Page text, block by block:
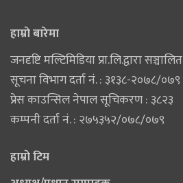
हाम्राे बारेमा
जनदृष्टि मल्टिमिडिया प्रा.लि.द्वारा सञ्चालित
सूचना विभाग दर्ता नं. : ३१३८-२०७८/०७९
प्रेस काउन्सिल नेपाल सूचिकरण : ३८२३
कम्पनी दर्ता नं. : २७५३५२/०७८/०७९
हाम्राे टिम